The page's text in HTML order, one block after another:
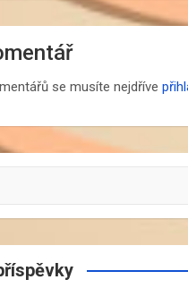
se musíte nejdříve